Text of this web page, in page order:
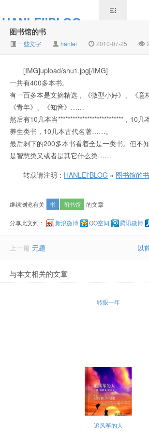
HANLEI'BLOG
图书馆的书
一些文字 hanlei 2010-07-25
[IMG]upload/shu1.jpg[/IMG]
一共有400多本书。
有一百多本是文摘精选，《微型小好》、《意
《青年》、《知音》……
然后有10几本当***************************，10
养生类书，10几本古代名著……。
最后剩下的200多本书看着全是一类书。但不
是智慧类又或者是其它什么类……
转载请注明： HANLEI'BLOG » 图书馆的书
继续浏览有关 书 图书馆 的文章
分享此文到： 新浪微博 QQ空间 腾讯微博
上一篇 无题 以
与本文相关的文章
转眼一年
追风筝的人